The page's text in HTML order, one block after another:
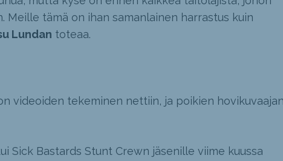
Meille tämä on ihan samanlainen harrastus kuin
Lundan toteaa.
videoiden tekeminen nettiin, ja poikien
Sick Bastards Stunt Crewn jäsenille viime kuussa